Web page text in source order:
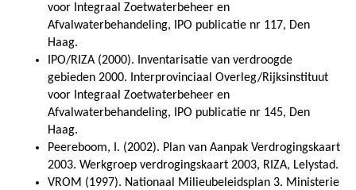
voor Integraal Zoetwaterbeheer en
Afvalwaterbehandeling, IPO publicatie nr 117, Den
Haag.
IPO/RIZA (2000). Inventarisatie van verdroogde
gebieden 2000. Interprovinciaal Overleg/Rijksinstituut
voor Integraal Zoetwaterbeheer en
Afvalwaterbehandeling, IPO publicatie nr 145, Den
Haag.
Peereboom, I. (2002). Plan van Aanpak Verdrogingskaart
2003. Werkgroep verdrogingskaart 2003, RIZA, Lelystad.
VROM (1997). Nationaal Milieubeleidsplan 3. Ministerie